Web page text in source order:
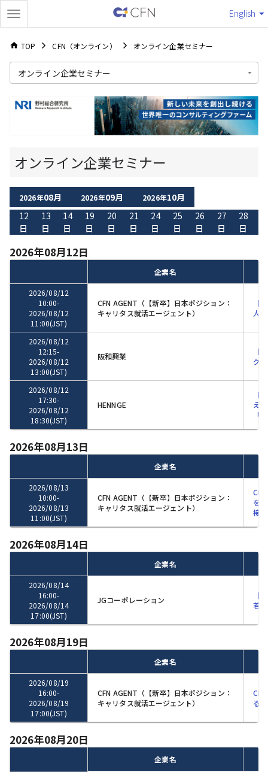
English
TOP CFN（オンライン） オンライン企業セミナー
オンライン企業セミナー
オンライン企業セミナー
2026年08月 2026年09月 2026年10月
12
日
13
日
14
日
19
日
20
日
21
日
24
日
25
日
26
日
27
日
28
日
2026年08月12日
企業名
2026/08/12
10:00-
2026/08/12
11:00(JST)
CFN AGENT（【新卒】日本ポジション：
キャリタス就活エージェント）
【
人
2026/08/12
12:15-
2026/08/12
13:00(JST)
阪和興業
【
グ
2026/08/12
17:30-
2026/08/12
18:30(JST)
HENNGE
【
え
「
2026年08月13日
企業名
2026/08/13
10:00-
2026/08/13
11:00(JST)
CFN AGENT（【新卒】日本ポジション：
キャリタス就活エージェント）
を
接術
2026年08月14日
企業名
2026/08/14
16:00-
2026/08/14
17:00(JST)
JGコーポレーション
【
若
2026年08月19日
企業名
2026/08/19
16:00-
2026/08/19
17:00(JST)
CFN AGENT（【新卒】日本ポジション：
キャリタス就活エージェント）
る
2026年08月20日
企業名